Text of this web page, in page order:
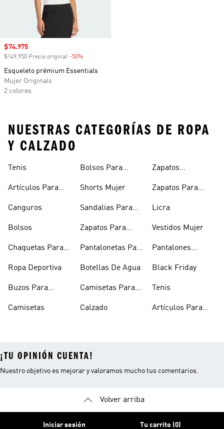
Precio de venta
$74.975
$149.950 Precio original -50%
Esqueleto prémium Essentials
Mujer Originals
2 colores
NUESTRAS CATEGORÍAS DE ROPA
Y CALZADO
Tenis
Artículos Para
Canguros
Bolsos
Chaquetas Para
Ropa Deportiva
Buzos Para
Camisetas
Bolsos Para
Shorts Mujer
Sandalias Para
Zapatos Para
Pantalonetas Para
Botellas De Agua
Camisetas Para
Calzado
Zapatos
Zapatos Para
Licra
Vestidos Mujer
Pantalones
Black Friday
Tenis
Artículos Para
¡TU OPINIÓN CUENTA!
Nuestro objetivo es mejorar y valoramos mucho tus comentarios.
Volver arriba
Iniciar sesión Tu carrito (0)